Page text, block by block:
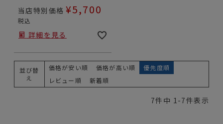
当店特別価格 ¥5,700
税込
詳細を見る
並び替
え
価格が安い順 価格が高い順
優先度順
レビュー順
新着順
7件中 1-7件表示